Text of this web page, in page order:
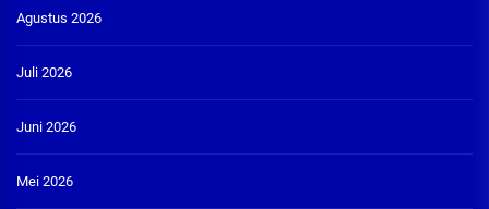
Agustus 2026
Juli 2026
Juni 2026
Mei 2026